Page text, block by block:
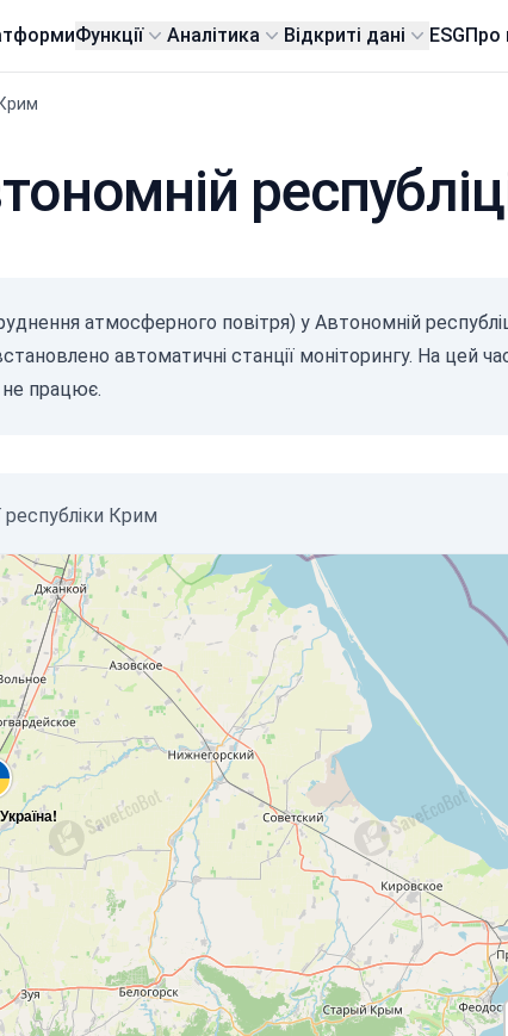
Функції Аналітика Відкриті дані ESGПро
атмосферного повітря) у Автономній
автоматичні станції моніторингу. На цей
не працює.
республіки Крим